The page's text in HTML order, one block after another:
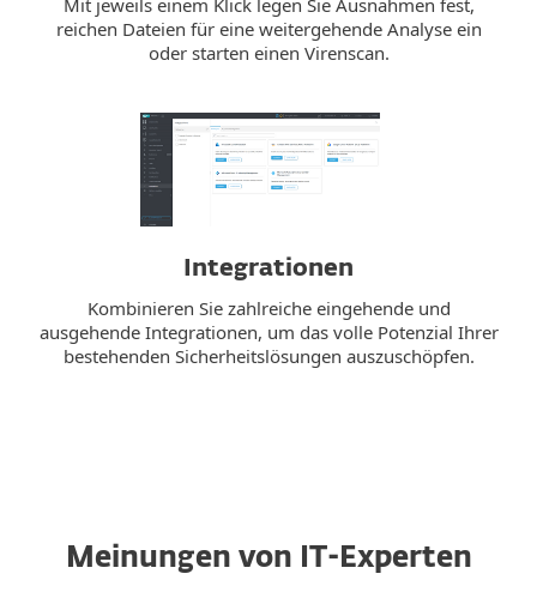
Mit jeweils einem Klick legen Sie Ausnahmen fest,
reichen Dateien für eine weitergehende Analyse ein
oder starten einen Virenscan.
Integrationen
Kombinieren Sie zahlreiche eingehende und
ausgehende Integrationen, um das volle Potenzial Ihrer
bestehenden Sicherheitslösungen auszuschöpfen.
Meinungen von IT-Experten